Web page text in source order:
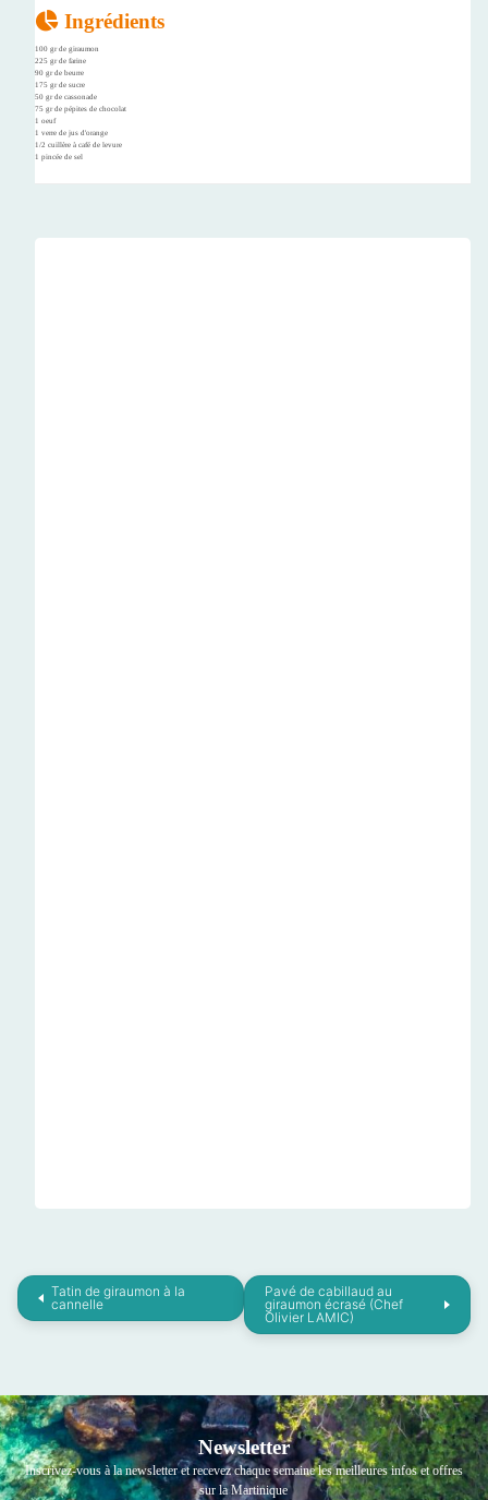
Ingrédients
100 gr de giraumon
225 gr de farine
90 gr de beurre
175 gr de sucre
50 gr de cassonade
75 gr de pépites de chocolat
1 oeuf
1 verre de jus d'orange
1/2 cuillère à café de levure
1 pincée de sel
Tatin de giraumon à la
cannelle
Pavé de cabillaud au
giraumon écrasé (Chef
Olivier LAMIC)
Newsletter
Inscrivez-vous à la newsletter et recevez chaque semaine les meilleures infos et offres
sur la Martinique